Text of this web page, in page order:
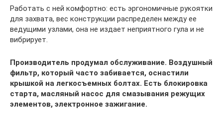
Работать с ней комфортно: есть эргономичные рукоятки
для захвата, вес конструкции распределен между ее
ведущими узлами, она не издает неприятного гула и не
вибрирует.
Производитель продумал обслуживание. Воздушный
фильтр, который часто забивается, оснастили
крышкой на легкосъемных болтах. Есть блокировка
старта, масляный насос для смазывания режущих
элементов, электронное зажигание.